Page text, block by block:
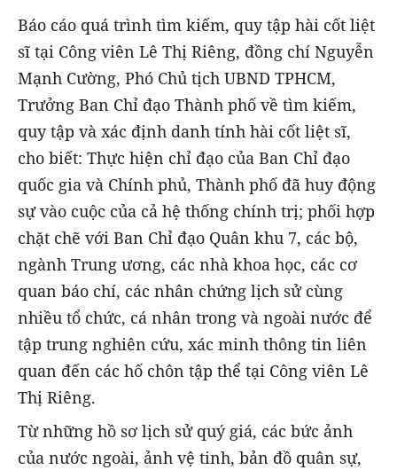
Báo cáo quá trình tìm kiếm, quy tập hài cốt liệt
sĩ tại Công viên Lê Thị Riêng, đồng chí Nguyễn
Mạnh Cường, Phó Chủ tịch UBND TPHCM,
Trưởng Ban Chỉ đạo Thành phố về tìm kiếm,
quy tập và xác định danh tính hài cốt liệt sĩ,
cho biết: Thực hiện chỉ đạo của Ban Chỉ đạo
quốc gia và Chính phủ, Thành phố đã huy động
sự vào cuộc của cả hệ thống chính trị; phối hợp
chặt chẽ với Ban Chỉ đạo Quân khu 7, các bộ,
ngành Trung ương, các nhà khoa học, các cơ
quan báo chí, các nhân chứng lịch sử cùng
nhiều tổ chức, cá nhân trong và ngoài nước để
tập trung nghiên cứu, xác minh thông tin liên
quan đến các hố chôn tập thể tại Công viên Lê
Thị Riêng.
Từ những hồ sơ lịch sử quý giá, các bức ảnh
của nước ngoài, ảnh vệ tinh, bản đồ quân sự,